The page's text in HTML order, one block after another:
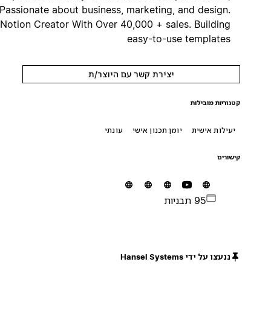
Passionate about business, marketing, and design.
Notion Creator With Over 40,000 + sales. Building
easy-to-use templates
יצירת קשר עם היוצר/ת
קטגוריות מובילות
יעילות אישית יומן תכנון אישי עונתי
ננעצו על ידי Hansel Systems